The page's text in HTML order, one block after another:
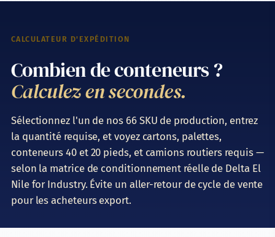
Outils
Boîte à outils IA
Générateur de RFQ
Comment commander
Calculateur de conteneur
Calculateur carbone
Comparateur SKU
CALCULATEUR D'EXPÉDITION
Combien de conteneurs ?
Calculez en secondes.
Sélectionnez l'un de nos 66 SKU de production, entrez
la quantité requise, et voyez cartons, palettes,
conteneurs 40 et 20 pieds, et camions routiers requis —
selon la matrice de conditionnement réelle de Delta El
Nile for Industry. Évite un aller-retour de cycle de vente
pour les acheteurs export.